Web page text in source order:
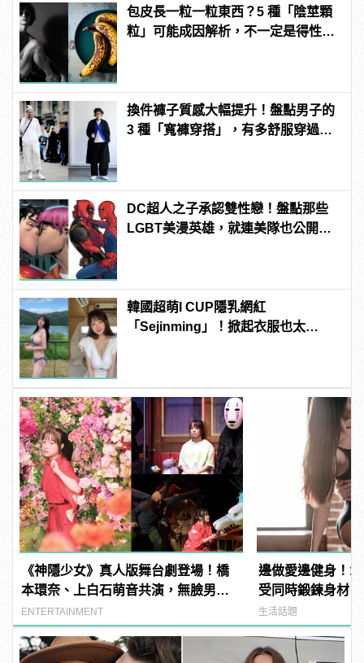
包皮長一粒一粒東西？5 種「陰莖顆
粒」可能成因解析，不一定是得性
換件褲子質感大幅提升！盤點男子的
3 種「寬褲穿搭」，有多舒服穿過就
DC超人之子承認雙性戀！盤點那些
LGBT美漫英雄，就連美隊也公開出
韓國超萌I CUP隱乳網紅
「Sejinming」！掀起衣服也太
《神隱少女》真人版舞台劇登場！橋
本環奈、上白石萌音共演，無臉男、
白龍名場面神還原！
ENTERTAINMENT
邊做愛邊健身！
受同時鍛鍊身材
生活話題